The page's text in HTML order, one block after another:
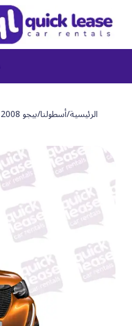
الرئيسية/أسطولنا/بيجو 2008 2024